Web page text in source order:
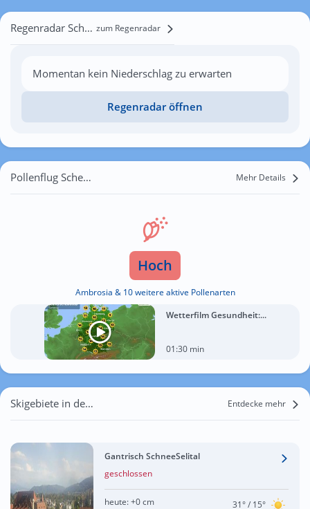
Regenradar Scheunenberg zum Regenradar
Momentan kein Niederschlag zu erwarten
Regenradar öffnen
Pollenflug Scheunenberg Mehr Details
Hoch
Ambrosia & 10 weitere aktive Pollenarten
Wetterfilm Gesundheit:...
01:30 min
Skigebiete in der Nähe von Scheunenberg Entdecke mehr
Gantrisch SchneeSelital
geschlossen
heute:+0 cm 31°/ 15°